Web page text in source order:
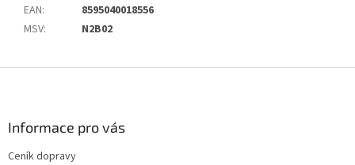
EAN:
8595040018556
MSV: N2B02
Informace pro vás
Ceník dopravy